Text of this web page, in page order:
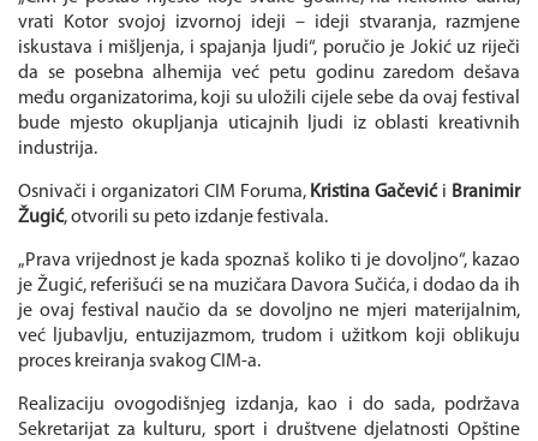
vrati Kotor svojoj izvornoj ideji – ideji stvaranja, razmjene
iskustava i mišljenja, i spajanja ljudi“, poručio je Jokić uz riječi
da se posebna alhemija već petu godinu zaredom dešava
među organizatorima, koji su uložili cijele sebe da ovaj festival
bude mjesto okupljanja uticajnih ljudi iz oblasti kreativnih
industrija.
Osnivači i organizatori CIM Foruma, Kristina Gačevići Branimir
Žugić, otvorili su peto izdanje festivala.
„Prava vrijednost je kada spoznaš koliko ti je dovoljno“, kazao
je Žugić, referišući se na muzičara Davora Sučića, i dodao da ih
je ovaj festival naučio da se dovoljno ne mjeri materijalnim,
već ljubavlju, entuzijazmom, trudom i užitkom koji oblikuju
proces kreiranja svakog CIM-a.
Realizaciju ovogodišnjeg izdanja, kao i do sada, podržava
Sekretarijat za kulturu, sport i društvene djelatnosti Opštine